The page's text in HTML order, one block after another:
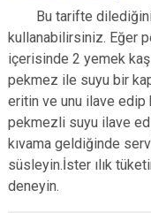
Bu tarifte
kullanabilirsiniz. Eğer
içerisinde 2 yemek
pekmez ile suyu bir
eritin ve unu ilave edip
pekmezli suyu ilave
kıvama geldiğinde
süsleyin.İster ılık
deneyin.